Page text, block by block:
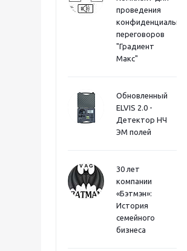
проведения
конфиденциальных
переговоров
"Градиент
Макс"
Обновленный
ELVIS 2.0 -
Детектор НЧ
ЭМ полей
30 лет
компании
«Бэтмэн»:
История
семейного
бизнеса